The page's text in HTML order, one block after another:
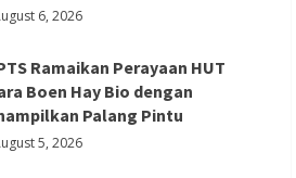
Berita Nasional
Pelabuhan
Gate System,
6, 2026
Ramaikan Perayaan HUT
Boen Hay Bio dengan
Palang Pintu
5, 2026